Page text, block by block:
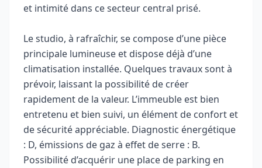
et intimité dans ce secteur central prisé.
Le studio, à rafraîchir, se compose d’une pièce
principale lumineuse et dispose déjà d’une
climatisation installée. Quelques travaux sont à
prévoir, laissant la possibilité de créer
rapidement de la valeur. L’immeuble est bien
entretenu et bien suivi, un élément de confort et
de sécurité appréciable. Diagnostic énergétique
: D, émissions de gaz à effet de serre : B.
Possibilité d’acquérir une place de parking en